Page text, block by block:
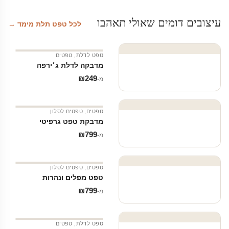
עיצובים דומים שאולי תאהבו לכל טפט תלת מימד →
טפט לדלת טפטים
מדבקה לדלת ג׳ירפה
מ‑ ₪249
טפטים טפטים לסלון
מדבקת טפט גרפיטי
מ‑ ₪799
טפטים טפטים לסלון
טפט מפלים ונהרות
מ‑ ₪799
טפט לדלת טפטים